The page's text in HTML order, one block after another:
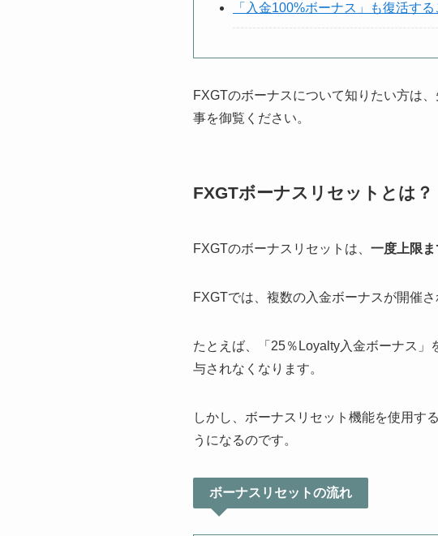
「入金100%ボーナス」も復活す
FXGTのボーナスについて知りたい方は、
事を御覧ください。
FXGTボーナスリセットとは？
FXGTのボーナスリセットは、 一度上限
FXGTでは、複数の入金ボーナスが開催
たとえば、「25％Loyalty入金ボーナス
与されなくなります。
しかし、ボーナスリセット機能を使用す
うになるのです。
ボーナスリセットの流れ